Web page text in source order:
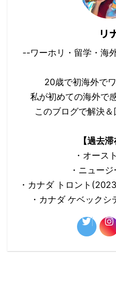
リ
--ワーホリ・留学・海
20歳で初海外で
私が初めての海外で
このブログで解決＆
【過去滞
・オース
・ニュー
・カナダ トロント
・カナダ ケベック